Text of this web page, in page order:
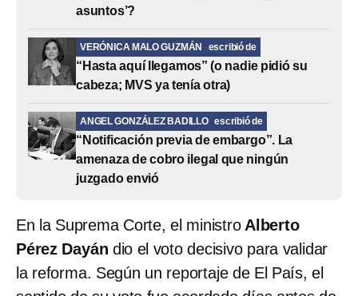
asuntos’?
VERÓNICA MALO GUZMÁN escribió de
“Hasta aquí llegamos” (o nadie pidió su
cabeza; MVS ya tenía otra)
ANGEL GONZÁLEZ BADILLO escribió de
“Notificación previa de embargo”. La
amenaza de cobro ilegal que ningún
juzgado envió
En la Suprema Corte, el ministroAlberto
Pérez Dayán dio el voto decisivo para validar
la reforma. Según un reportaje de El País, el